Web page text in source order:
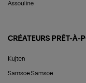
Assouline
CRÉATEURS PRÊT-À-
Kujten
Samsoe Samsoe